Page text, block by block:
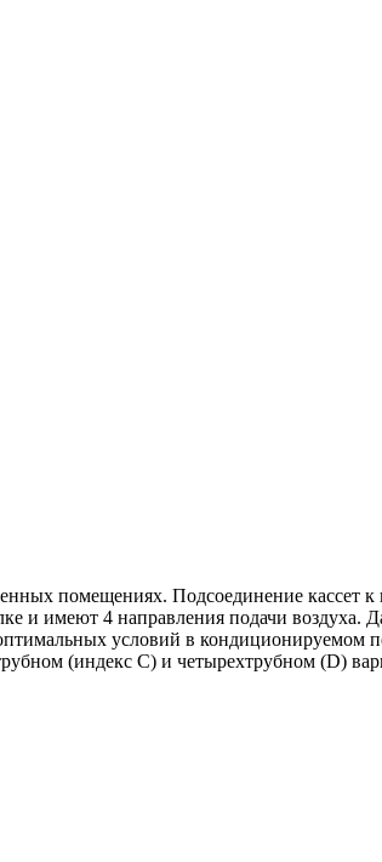
помещениях. Подсоединение кассет к
имеют 4 направления подачи воздуха.
условий в кондиционируемом
(индекс С) и четырехтрубном (D)